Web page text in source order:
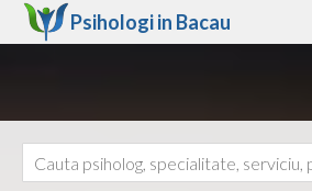
Psihologi in Bacau
Ajutor